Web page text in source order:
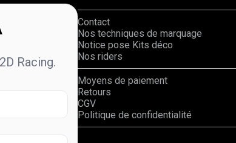
Racing.
Contact
Nos techniques de marquage
Notice pose Kits déco
Nos riders
Moyens de paiement
Retours
CGV
Politique de confidentialité